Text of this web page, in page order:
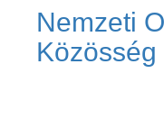
Nemzeti
Közösség